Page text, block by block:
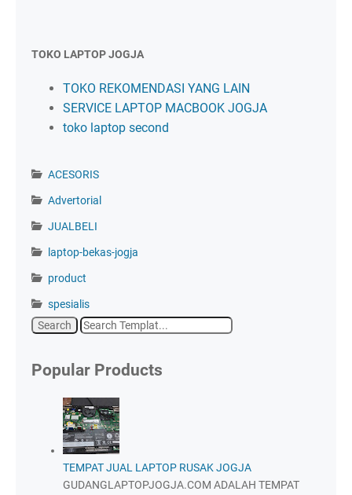
TOKO LAPTOP JOGJA
TOKO REKOMENDASI YANG LAIN
SERVICE LAPTOP MACBOOK JOGJA
toko laptop second
ACESORIS
Advertorial
JUALBELI
laptop-bekas-jogja
product
spesialis
Popular Products
TEMPAT JUAL LAPTOP RUSAK JOGJA
GUDANGLAPTOPJOGJA.COM ADALAH TEMPAT